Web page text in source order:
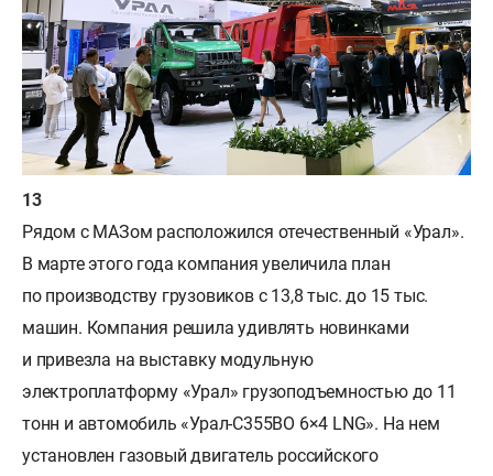
Рядом с МАЗом расположился отечественный «Урал».
В марте этого года компания увеличила план
по производству грузовиков с 13,8 тыс. до 15 тыс.
машин. Компания решила удивлять новинками
и привезла на выставку модульную
электроплатформу «Урал» грузоподъемностью до 11
тонн и автомобиль «Урал-C355BO 6×4 LNG». На нем
установлен газовый двигатель российского